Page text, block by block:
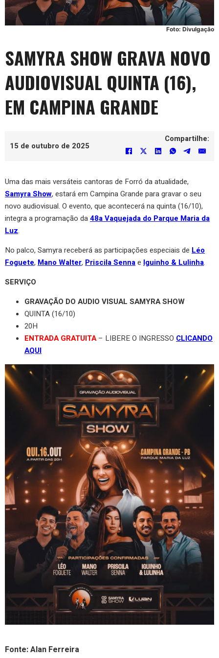
Foto: Divulgação
SAMYRA SHOW GRAVA NOVO
AUDIOVISUAL QUINTA (16),
EM CAMPINA GRANDE
15 de outubro de 2025
Compartilhe:
Uma das mais versáteis cantoras de Forró da atualidade,
Samyra Show, estará em Campina Grande para gravar o seu
novo audiovisual. O evento, que acontecerá na quinta (16/10),
integra a programação da48a Vaquejada do Parque Maria da
Luz.
No palco, Samyra receberá as participações especiais de Léo
Foguete, Mano Walter, Priscila Sennae Iguinho & Lulinha.
SERVIÇO
GRAVAÇÃO DO AUDIO VISUAL SAMYRA SHOW
QUINTA (16/10)
20H
ENTRADA GRATUITA– LIBERE O INGRESSO CLICANDO
AQUI
Fonte: Alan Ferreira